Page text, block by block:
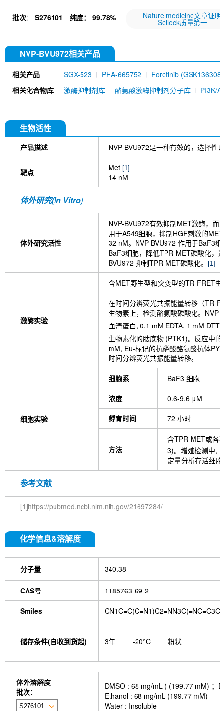
批次： S276101 纯度： 99.78% Nature medicine文章证
Selleck质量第一
NVP-BVU972相关产品
相关产品 SGX-523 PHA-665752
Foretinib
MK-2461
NPS-1034 BMS-794833
相关化合物库 激酶抑制剂库 酪氨酸激酶抑制剂分子库 PI3K/
生物活性
产品描述 NVP-BVU972是一种有效的，选择性
靶点 Met [1]
14 nM
体外研究(In Vitro)
体外研究活性
NVP-BVU972有效抑制MET激酶，
用于A549细胞，抑制HGF刺激的
32 nM。NVP-BVU972 作用于BaF3
BaF3细胞，降低TPR-MET磷酸化
BVU972 抑制TPR-MET磷酸化。
[1]
激酶实验
含MET野生型和突变型的TR-FRET
在时间分辨荧光共振能量转移（
生物素上，检测酪氨酸磷酸化。
血清蛋白, 0.1 mM EDTA, 1 mM
生物素化的肽底物 (PTK1)。反应中
mM, Eu-标记的抗磷酸酪氨酸抗体
时间分辨荧光共振能量转移。
细胞实验
细胞系 BaF3 细胞
浓度 0.6-9.6 μM
孵育时间 72 小时
方法
含TPR-MET或
3)。增殖检测中,
定量分析存活细
参考文献
[1]https://pubmed.ncbi.nlm.nih.gov/21697284/
化学信息&溶解度
分子量 340.38
CAS号 1185763-69-2
Smiles
储存条件(自收到货起) 3年 -20°C 粉状
体外溶解度
批次：
DMSO : 68 mg/mL ( (199.77 mM)
Ethanol : 68 mg/mL (199.77 mM)
Water : Insoluble